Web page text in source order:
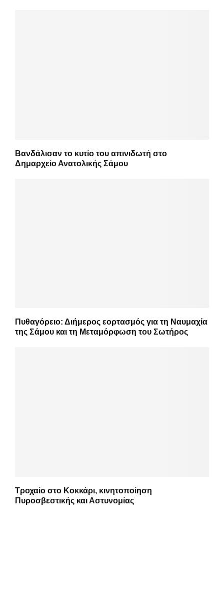
Βανδάλισαν το κυτίο του απινιδωτή στο
Δημαρχείο Ανατολικής Σάμου
Πυθαγόρειο: Διήμερος εορτασμός για τη Ναυμαχία
της Σάμου και τη Μεταμόρφωση του Σωτήρος
Τροχαίο στο Κοκκάρι, κινητοποίηση
Πυροσβεστικής και Αστυνομίας